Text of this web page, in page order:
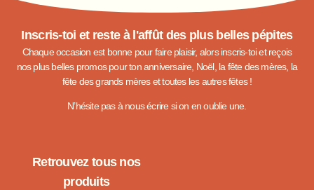
Inscris-toi et reste à l'affût des plus belles pépites
Chaque occasion est bonne pour faire plaisir, alors inscris-toi et reçois
nos plus belles promos pour ton anniversaire, Noël, la fête des mères, la
fête des grands mères et toutes les autres fêtes !
N’hésite pas à nous écrire si on en oublie une.
Retrouvez tous nos
produits